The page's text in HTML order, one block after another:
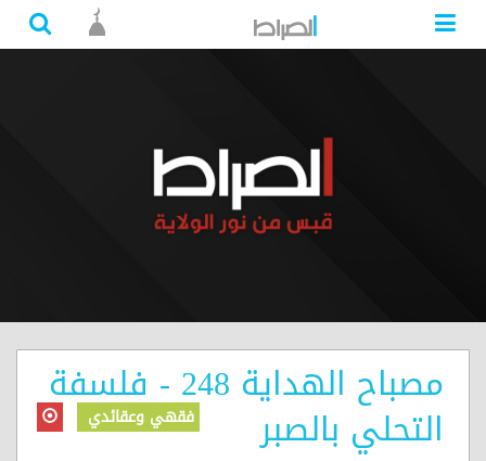
مصباح الهداية 248 - فلسفة
التحلي بالصبر فقهي وعقائدي